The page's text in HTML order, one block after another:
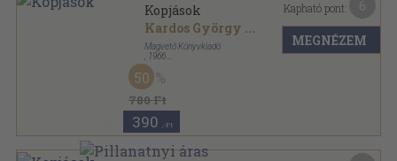
Kopjások
Kardos György ...
Magvető Könyvkiadó
1966
Fűzött kemény papírkötés
780 Ft
50
390 ,-Ft
Kapható pont:
MEGNÉZEM